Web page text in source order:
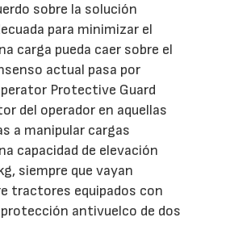
sobre la solución
para minimizar el
carga pueda caer sobre el
actual pasa por
Protective Guard
del operador en aquellas
a manipular cargas
capacidad de elevación
siempre que vayan
tractores equipados con
antivuelco de dos